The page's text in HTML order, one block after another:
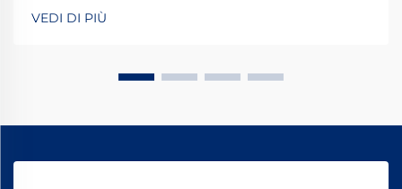
stabili e sicuri i binari dei treni per le operazioni
quotidiane. La maggior parte dei sistemi si basa su
VEDI DI PIÙ